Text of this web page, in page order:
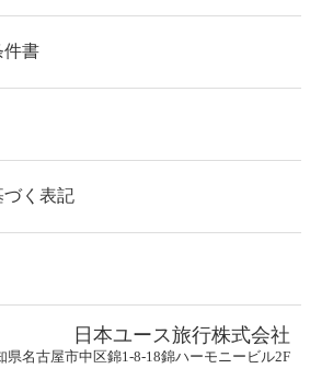
件書
づく表記
日本ユース旅行株式会社
県名古屋市中区錦1-8-18錦ハーモニービル2F